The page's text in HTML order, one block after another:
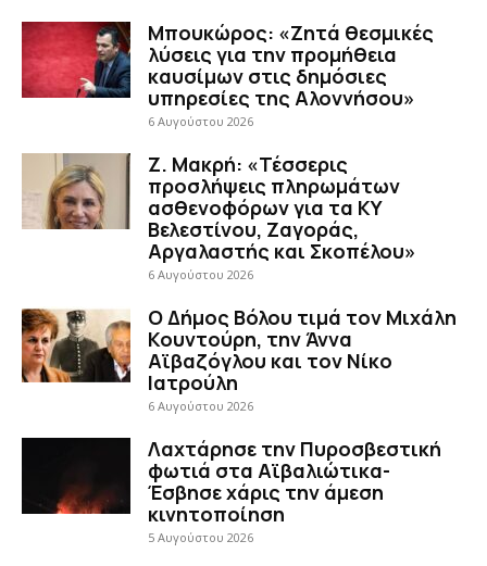
Μπουκώρος: «Ζητά θεσμικές
λύσεις για την προμήθεια
καυσίμων στις δημόσιες
υπηρεσίες της Αλοννήσου»
6 Αυγούστου 2026
Ζ. Μακρή: «Τέσσερις
προσλήψεις πληρωμάτων
ασθενοφόρων για τα ΚΥ
Βελεστίνου, Ζαγοράς,
Αργαλαστής και Σκοπέλου»
6 Αυγούστου 2026
Ο Δήμος Βόλου τιμά τον Μιχάλη
Κουντούρη, την Άννα
Αϊβαζόγλου και τον Νίκο
Ιατρούλη
6 Αυγούστου 2026
Λαχτάρησε την Πυροσβεστική
φωτιά στα Αϊβαλιώτικα-
Έσβησε χάρις την άμεση
κινητοποίηση
5 Αυγούστου 2026